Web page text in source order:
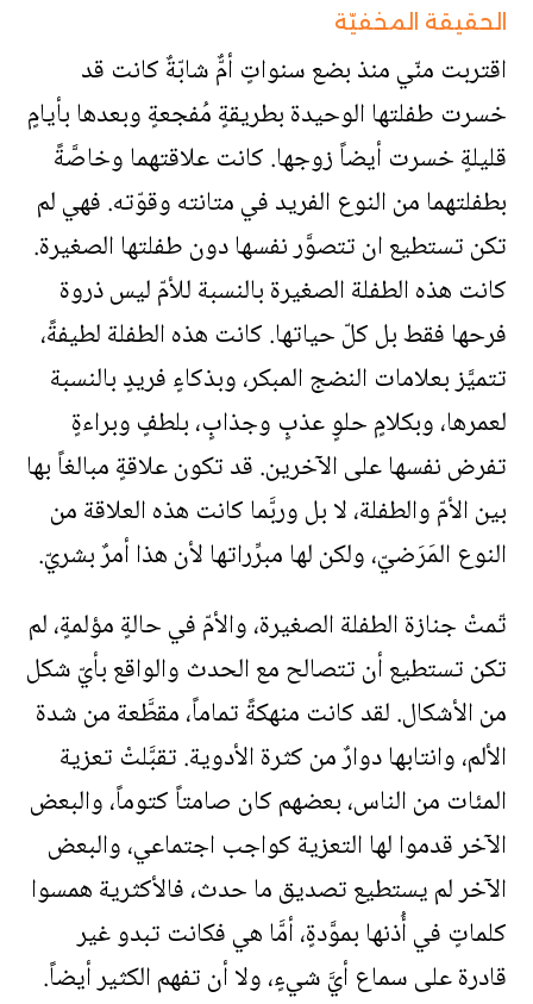
الحقيقة المخفيّة
اقتربت منّي منذ بضع سنواتٍ أمٌّ شابّةٌ كانت قد
خسرت طفلتها الوحيدة بطريقةٍ مُفجعةٍ وبعدها بأيامٍ
قليلةٍ خسرت أيضاً زوجها. كانت علاقتهما وخاصَّةً
بطفلتهما من النوع الفريد في متانته وقوّته. فهي لم
تكن تستطيع ان تتصوَّر نفسها دون طفلتها الصغيرة.
كانت هذه الطفلة الصغيرة بالنسبة للأمّ ليس ذروة
فرحها فقط بل كلّ حياتها. كانت هذه الطفلة لطيفةً،
تتميَّز بعلامات النضج المبكر، وبذكاءٍ فريدٍ بالنسبة
لعمرها، وبكلامٍ حلوٍ عذبٍ وجذابٍ، بلطفٍ وبراءةٍ
تفرض نفسها على الآخرين. قد تكون علاقةٍ مبالغاً بها
بين الأمّ والطفلة، لا بل وربَّما كانت هذه العلاقة من
النوع المَرَضيّ، ولكن لها مبرِّراتها لأن هذا أمرٌ بشريّ.
تّمتْ جنازة الطفلة الصغيرة، والأمّ في حالةٍ مؤلمةٍ، لم
تكن تستطيع أن تتصالح مع الحدث والواقع بأيّ شكل
من الأشكال. لقد كانت منهكةً تماماً، مقطَّعة من شدة
الألم، وانتابها دوارٌ من كثرة الأدوية. تقبَّلتْ تعزية
المئات من الناس، بعضهم كان صامتاً كتوماً، والبعض
الآخر قدموا لها التعزية كواجب اجتماعي، والبعض
الآخر لم يستطيع تصديق ما حدث، فالأكثرية همسوا
كلماتٍ في أُذنها بموَّدةٍ، أمَّا هي فكانت تبدو غير
قادرة على سماع أيَّ شيءٍ، ولا أن تفهم الكثير أيضاً.